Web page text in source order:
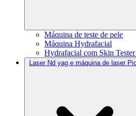
Máquina de teste de pele
Máquina Hydrafacial
Hydrafacial com Skin
Laser Nd yag e máquina de laser